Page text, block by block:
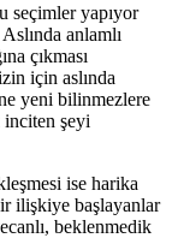
seçimler yapıyor
anlamlı
çıkması
için aslında
yeni bilinmezlere
inciten şeyi
ise harika
ilişkiye başlayanlar
beklenmedik